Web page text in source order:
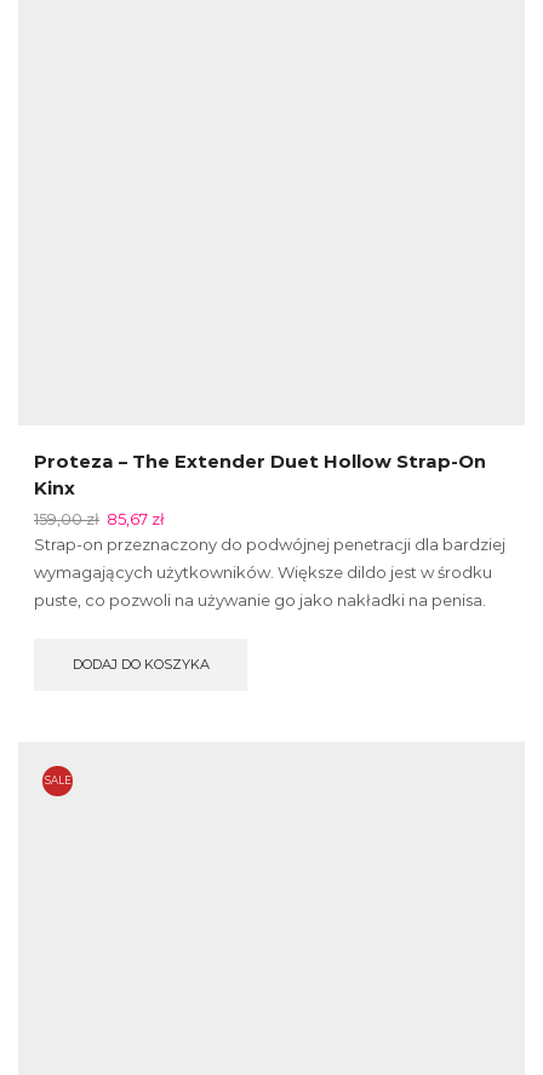
Proteza – The Extender Duet Hollow Strap-On
Kinx
159,00zł 85,67 zł
Strap-on przeznaczony do podwójnej penetracji dla bardziej
wymagających użytkowników. Większe dildo jest w środku
puste, co pozwoli na używanie go jako nakładki na penisa.
DODAJ DO KOSZYKA
SALE